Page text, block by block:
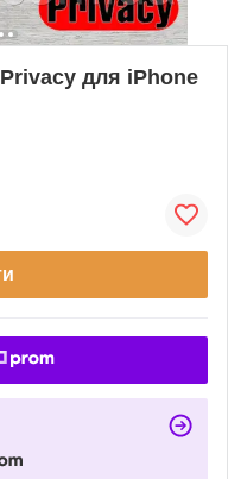
для iPhone